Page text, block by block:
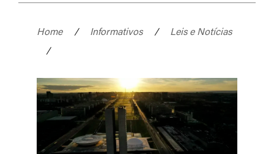
Home / Informativos /
Leis e Notícias
/